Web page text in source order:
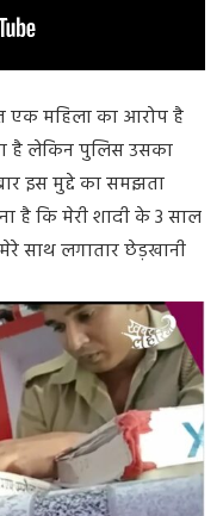
एक महिला का आरोप है
है लेकिन पुलिस उसका
इस मुद्दे का समझता
है कि मेरी शादी के 3 साल
साथ लगातार छेड़खानी